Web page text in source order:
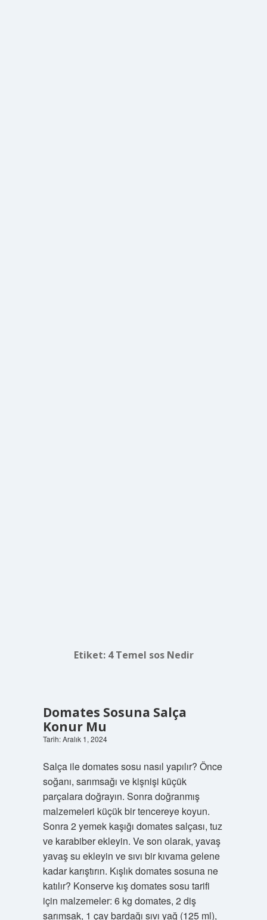
Etiket: 4 Temel sos Nedir
Domates Sosuna Salça
Konur Mu
Tarih: Aralık 1, 2024
Salça ile domates sosu nasıl yapılır? Önce
soğanı, sarımsağı ve kişnişi küçük
parçalara doğrayın. Sonra doğranmış
malzemeleri küçük bir tencereye koyun.
Sonra 2 yemek kaşığı domates salçası, tuz
ve karabiber ekleyin. Ve son olarak, yavaş
yavaş su ekleyin ve sıvı bir kıvama gelene
kadar karıştırın. Kışlık domates sosuna ne
katılır? Konserve kış domates sosu tarifi
için malzemeler: 6 kg domates, 2 diş
sarımsak, 1 çay bardağı sıvı yağ (125 ml),